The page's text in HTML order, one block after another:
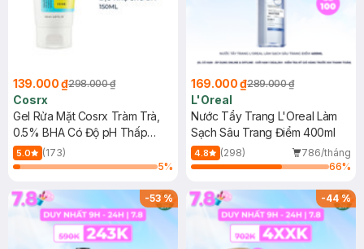
139.000 ₫298.000 ₫
Cosrx
Gel Rửa Mặt Cosrx Tràm Trà,
0.5% BHA Có Độ pH Thấp
150ml
5.0
(173)
5%
169.000 ₫289.000 ₫
L'Oreal
Nước Tẩy Trang L'Oreal Làm
Sạch Sâu Trang Điểm 400ml
4.8 (298)
786/tháng
66%
-53% -44%